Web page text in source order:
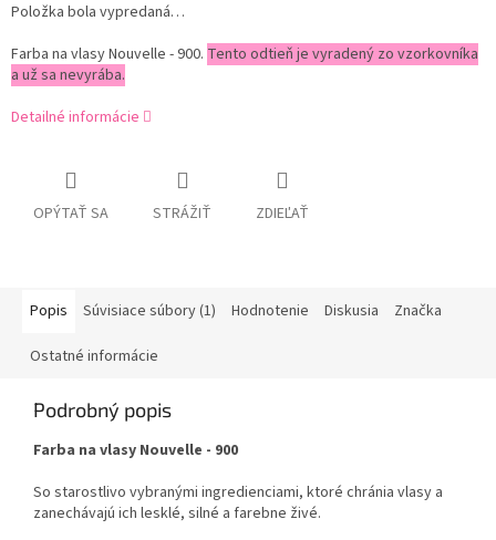
Položka bola vypredaná…
Farba na vlasy Nouvelle - 900. Tento odtieň je vyradený zo vzorkovníka
a už sa nevyrába.
Detailné informácie
OPÝTAŤ SA STRÁŽIŤ ZDIEĽAŤ
Popis Súvisiace súbory (1) Hodnotenie Diskusia Značka
Ostatné informácie
Podrobný popis
Farba na vlasy Nouvelle - 900
So starostlivo vybranými ingredienciami, ktoré chránia vlasy a
zanechávajú ich lesklé, silné a farebne živé.